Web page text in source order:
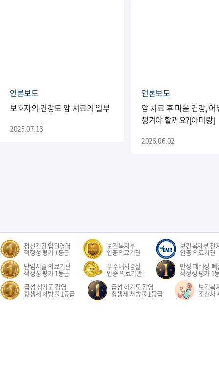
언론보도
보호자의 건강도 암 치료의 일부
2026.07.13
언론보도
암 치료 후 마음 건강, 어
챙겨야 할까요?[아미랑]
2026.06.02
정신건강 입원영역
적정성 평가 1등급
보건복지부
인증의료기관
보건복지부 전
인증 의료기관
난임시술 의료기관
적정성 평가 1등급
우수내시경실
인증 의료기관
만성 폐쇄성
적정성 평가 1
급성 상기도 감염
항생제 처방률 1등급
급성 하기도 감염
항생제 처방률 1등급
보건복
조산사